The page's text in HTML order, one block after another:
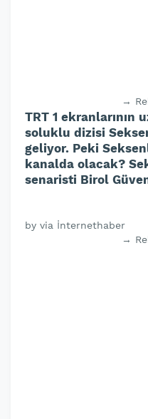
→
TRT 1 ekranlarının
soluklu dizisi
geliyor. Peki
kanalda olacak?
senaristi Birol
by via İnternethaber
→